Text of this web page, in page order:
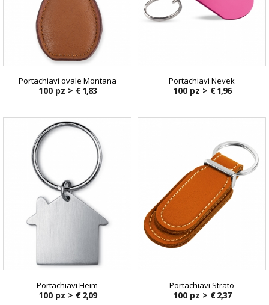
Portachiavi ovale Montana
100 pz > € 1,83
Portachiavi Nevek
100 pz > € 1,96
Portachiavi Heim
100 pz > € 2,09
Portachiavi Strato
100 pz > € 2,37